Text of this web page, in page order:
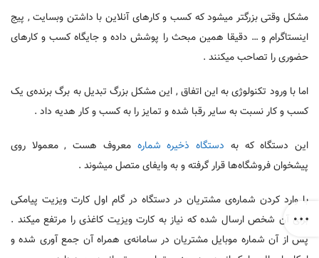
مشکل وقتی بزرگتر میشود که کسب و کار‌های آنلاین با داشتن وبسایت , پیج
اینستاگرام و … دقیقا همین مبحث را پوشش داده و جایگاه کسب و کارهای
حضوری را تصاحب میکنند .
اما با ورود تکنولوژی به این اتفاق , این مشکل بزرگ تبدیل به برگ برنده‌ی یک
کسب و کار نسبت به سایر رقبا شده و تمایز را به کسب و کار هدیه داد .
این دستگاه که به دستگاه ذخیره شماره معروف هست , معمولا روی
پیشخوان فروشگاه‌ها قرار گرفته و به وایفای متصل میشوند .
با وارد کردن شماره‌ی مشتریان در دستگاه در گام اول کارت ویزیت پیامکی
برای آن شخص ارسال شده که نیاز به کارت ویزیت کاغذی را مرتفع میکند .
پس از آن شماره موبایل مشتریان در سامانه‌ی همراه آن جمع آوری شده و